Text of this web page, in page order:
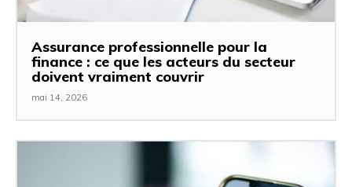
Assurance professionnelle pour la
finance : ce que les acteurs du secteur
doivent vraiment couvrir
mai 14, 2026